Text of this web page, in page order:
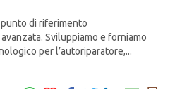
di riferimento
Sviluppiamo e forniamo
per l’autoriparatore,...